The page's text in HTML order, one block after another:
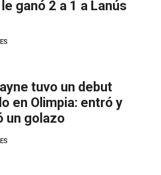
ganó 2 a 1 a Lanús
tuvo un debut
en Olimpia: entró y
un golazo